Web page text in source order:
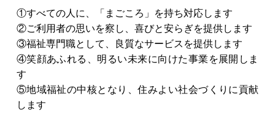
①すべての人に、「まごころ」を持ち対応します
②ご利用者の思いを察し、喜びと安らぎを提供します
③福祉専門職として、良質なサービスを提供します
④笑顔あふれる、明るい未来に向けた事業を展開しま
す
⑤地域福祉の中核となり、住みよい社会づくりに貢献
します